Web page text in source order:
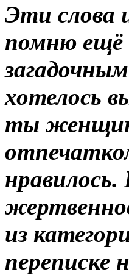
Эти слова
помню ещё
хотелось
ты
из
переписке